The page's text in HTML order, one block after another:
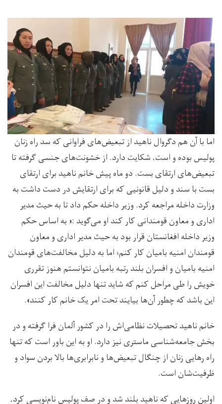
اما با آن هم دگروال ناهید از تبعیض‌های فراوانی که سد راه زنان
پولیس بوده و است، شکایت دارد. از خشونت‌های جنسی گرفته تا
تبعیض‌های ارتقای بست. دو ماه پیش خانم ناهید برای ارتقای
بست با سند و دلیل قانونیی که برای ارتقایش در دست داشت به
وزارت داخله مراجعه کرد. وزیر داخله حکم داد تا به حیث مدیر
اداری و معاون قومندانی کار کند او می‌گوید :« به اساس حکم
وزیر داخله افغانستان قرار بود به حیث مدیر اداری و معاون
قومندان امنیه بامیان کار کنم؛ اما به دلیل مخالفت‌های قومندان
امنیه بامیان و افسران بلند رتبه بامیان نتوانستم هنوز تقرری
خویش را طی مراحل کنم که شاید تنها دلیل مخالفت این افسران
این باشد که چطور آن‌ها بیایند تحت امر یک خانم کار کنند».
خانم ناهید تحصیلات نظامی‌اش را در کشور آلمان فرا گرفته و در
بخش جامعه‌شناسی ماستری نیز دارد. او به این باور است که تنها
راه رهایی زنان از چنگال تبعیض‌ها و نابرابری‌ها بالا بردن سواد و
ظرفیت‌شان است.
اولین روزهایی که ناهید بلند شد و در صف پولیس نام‌نویسی کرد،